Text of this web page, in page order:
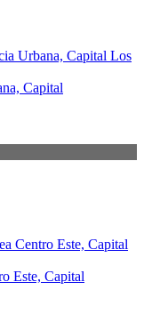
Capital
Este, Capital